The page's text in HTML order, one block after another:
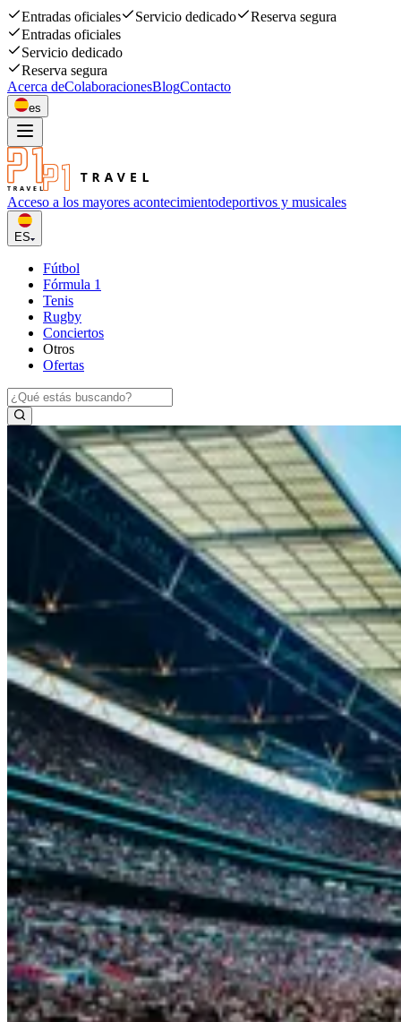
Entradas oficiales Servicio dedicado
Reserva segura
Entradas oficiales
Servicio dedicado
Reserva segura
Acerca deColaboracionesBlogContacto
es
Acceso a los mayores acontecimientodeportivos y musicales
ES
Fútbol
Fórmula 1
Tenis
Rugby
Conciertos
Otros
Ofertas